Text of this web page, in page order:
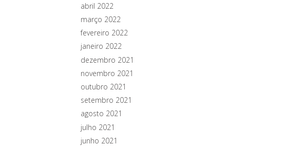
abril 2022
março 2022
fevereiro 2022
janeiro 2022
dezembro 2021
novembro 2021
outubro 2021
setembro 2021
agosto 2021
julho 2021
junho 2021